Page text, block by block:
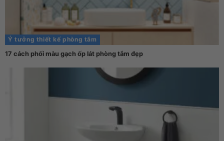
Ý tưởng thiết kế phòng tắm
17 cách phối màu gạch ốp lát phòng tắm đẹp